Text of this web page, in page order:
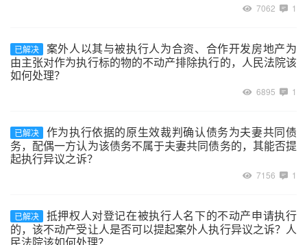
7062 1
已解决
案外人以其与被执行人为合资、合作开发房地产为
由主张对作为执行标的物的不动产排除执行的，人民法院该
如何处理？
6895 1
已解决
作为执行依据的原生效裁判确认债务为夫妻共同债
务，配偶一方认为该债务不属于夫妻共同债务的，其能否提
起执行异议之诉？
7156 1
已解决
抵押权人对登记在被执行人名下的不动产申请执行
的，该不动产受让人是否可以提起案外人执行异议之诉？人